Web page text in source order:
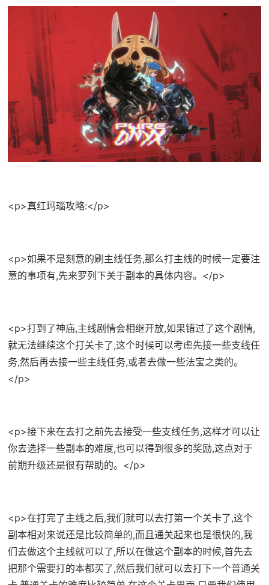
<p>真红玛瑙攻略:</p>
<p>如果不是刻意的刷主线任务,那么打主线的时候一定要注
意的事项有,先来罗列下关于副本的具体内容。</p>
<p>打到了神庙,主线剧情会相继开放,如果错过了这个剧情,
就无法继续这个打关卡了,这个时候可以考虑先接一些支线任
务,然后再去接一些主线任务,或者去做一些法宝之类的。
</p>
<p>接下来在去打之前先去接受一些支线任务,这样才可以让
你去选择一些副本的难度,也可以得到很多的奖励,这点对于
前期升级还是很有帮助的。</p>
<p>在打完了主线之后,我们就可以去打第一个关卡了,这个
副本相对来说还是比较简单的,而且通关起来也是很快的,我
们去做这个主线就可以了,所以在做这个副本的时候,首先去
把那个需要打的本都买了,然后我们就可以去打下一个普通关